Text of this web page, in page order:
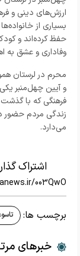
ارزش‌های دینی و
بسیاری از
حفظ کرده‌اند و
وفاداری و عشق به
محرم در لرستان
و آیین چهل‌منبر
فرهنگی که با
زندگی مردم حضور
می‌دارد.
اشتراک
003QwO
برچسب ها:
خبرهای